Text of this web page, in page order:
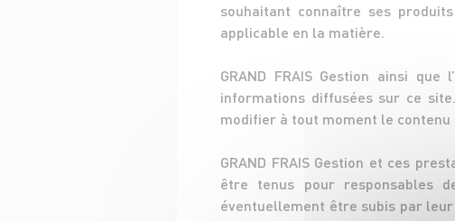
souhaitant connaître ses
applicable en la matière.
GRAND FRAIS Gestion ainsi
informations diffusées sur ce
modifier à tout moment le
GRAND FRAIS Gestion et ces
être tenus pour responsables
éventuellement être subis par